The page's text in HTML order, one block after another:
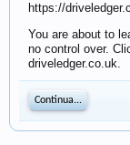
https://
You are about to
no control over.
driveledger.co.uk.
Continua...